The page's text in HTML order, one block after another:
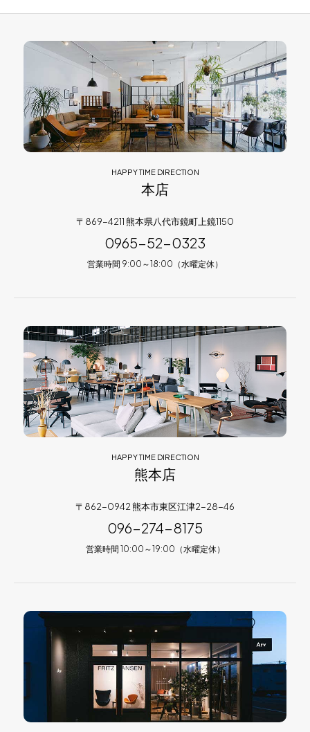
HAPPY TIME DIRECTION
本店
〒869-4211 熊本県八代市鏡町上鏡1150
0965-52-0323
営業時間 9:00～18:00（水曜定休）
HAPPY TIME DIRECTION
熊本店
〒862-0942 熊本市東区江津2-28-46
096-274-8175
営業時間 10:00～19:00（水曜定休）